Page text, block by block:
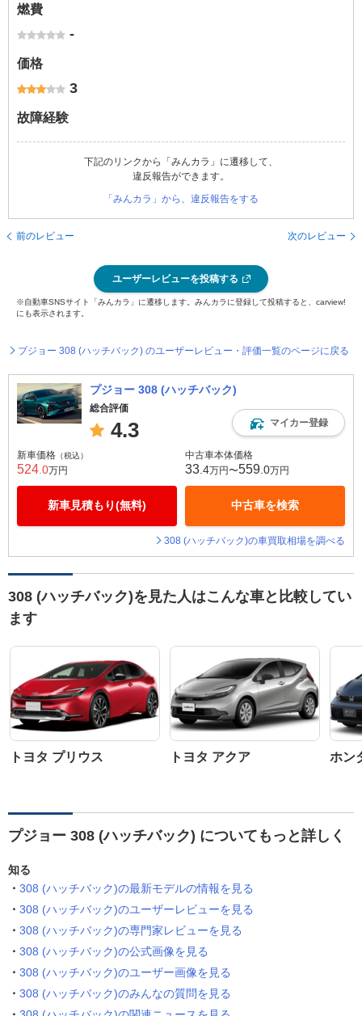
燃費
-
価格
3
故障経験
下記のリンクから「みんカラ」に遷移して、
違反報告ができます。
「みんカラ」から、違反報告をする
前のレビュー 次のレビュー
ユーザーレビューを投稿する
※自動車SNSサイト「みんカラ」に遷移します。みんカラに登録して投稿すると、carview!
にも表示されます。
プジョー 308 (ハッチバック) のユーザーレビュー・評価一覧のページに戻る
プジョー 308 (ハッチバック)
総合評価
4.3 マイカー登録
新車価格 （税込）
524 .0万円
新車見積もり(無料)
中古車本体価格
33 .4万円〜559 .0万円
中古車を検索
308 (ハッチバック)の車買取相場を調べる
308 (ハッチバック)を見た人はこんな車と比較してい
ます
トヨタ プリウス トヨタ アクア ホン
プジョー 308 (ハッチバック) についてもっと詳しく
知る
308 (ハッチバック)の最新モデルの情報を見る
308 (ハッチバック)のユーザーレビューを見る
308 (ハッチバック)の専門家レビューを見る
308 (ハッチバック)の公式画像を見る
308 (ハッチバック)のユーザー画像を見る
308 (ハッチバック)のみんなの質問を見る